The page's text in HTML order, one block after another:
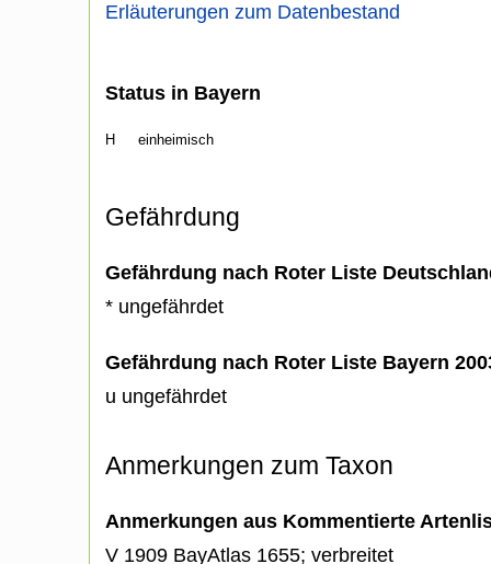
Erläuterungen zum Datenbestand
Status in Bayern
H einheimisch
Gefährdung
Gefährdung nach Roter Liste
* ungefährdet
Gefährdung nach Roter Liste Bayern
u ungefährdet
Anmerkungen zum Taxon
Anmerkungen aus Kommentierte
V 1909 BayAtlas 1655; verbreitet